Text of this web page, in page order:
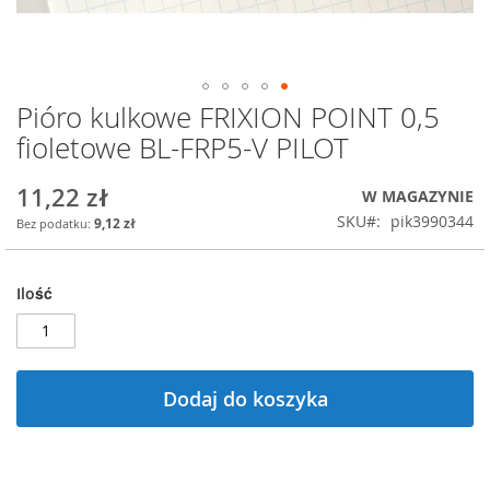
Przejdź
na
początek
Pióro kulkowe FRIXION POINT 0,5
fioletowe BL-FRP5-V PILOT
11,22 zł
9,12 zł
W MAGAZYNIE
SKU
pik3990344
Ilość
Dodaj do koszyka